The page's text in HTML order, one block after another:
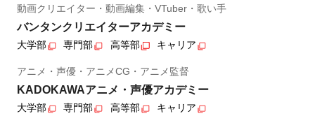
動画クリエイター・動画編集・VTuber・歌い手
バンタンクリエイターアカデミー
大学部 専門部 高等部 キャリア
アニメ・声優・アニメCG・アニメ監督
KADOKAWAアニメ・声優アカデミー
大学部 専門部 高等部 キャリア